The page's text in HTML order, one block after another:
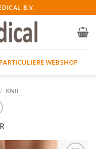
B.V.
WEBSHOP
/ KNIE